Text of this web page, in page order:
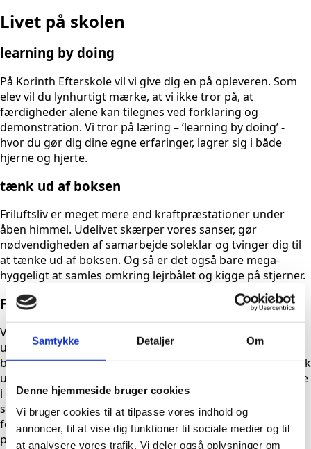
Samtykke Detaljer Om
Denne hjemmeside bruger cookies
Vi bruger cookies til at tilpasse vores indhold og
annoncer, til at vise dig funktioner til sociale medier og til
at analysere vores trafik. Vi deler også oplysninger om
Livet på skolen
learning by doing
På Korinth Efterskole vil vi give dig en på opleveren. Som
elev vil du lynhurtigt mærke, at vi ikke tror på, at
færdigheder alene kan tilegnes ved forklaring og
demonstration. Vi tror på læring – ’learning by doing’ -
hvor du gør dig dine egne erfaringer, lagrer sig i både
hjerne og hjerte.
tænk ud af boksen
Friluftsliv er meget mere end kraftpræstationer under
åben himmel. Udelivet skærper vores sanser, gør
nødvendigheden af samarbejde soleklar og tvinger dig til
at tænke ud af boksen. Og så er det også bare mega-
hyggeligt at samles omkring lejrbålet og kigge på stjerner.
Færre karakterer, mere udvikling
Vi anser det for undervisningens vigtigste formål, at du
udvikler dig fagligt. Og vi tror på, at der skal mere til end
blot en karakter.Derfor arbejder vi målrettet med dialogisk
undervisning på skolen. Vi lægger vægt på aktiv deltagelse
i undervisningen – med mindre håndsoprækning og mere
samtale. Derudover arbejder vi også med dialogisk
feedback frem for karakterer, så du får mere præcis og
personlig feedback at arbejde ud fra.